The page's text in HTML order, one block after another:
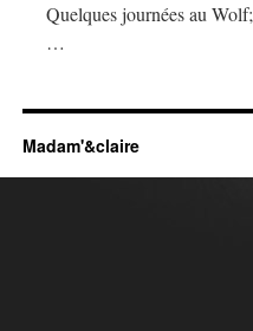
Quelques journées au Wolf;
…
Madam'&claire